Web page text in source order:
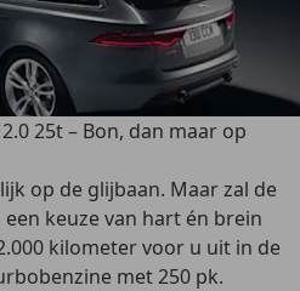
25t – Bon, dan maar op
op de glijbaan. Maar zal de
keuze van hart én brein
kilometer voor u uit in de
met 250 pk.